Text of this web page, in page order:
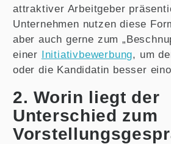
attraktiver Arbeitgeber
Unternehmen nutzen diese
aber auch gerne zum
einer Initiativbewerbung, um
oder die Kandidatin besser
2. Worin liegt der
Unterschied zum